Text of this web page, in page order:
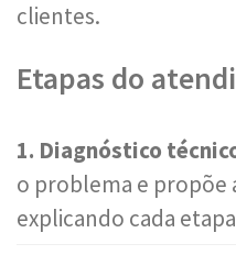
clientes.
Etapas do
1. Diagnóstico
o problema e propõe
explicando cada